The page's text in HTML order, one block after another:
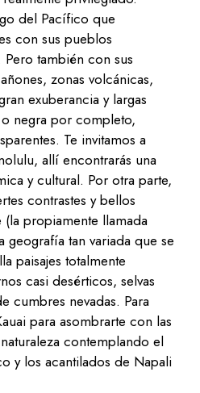
del Pacífico que
con sus pueblos
también con sus
zonas volcánicas,
exuberancia y largas
negra por completo,
Te invitamos a
allí encontrarás una
y cultural. Por otra parte,
contrastes y bellos
(la propiamente llamada
geografía tan variada que se
paisajes totalmente
casi desérticos, selvas
cumbres nevadas. Para
para asombrarte con las
contemplando el
y los acantilados de Napali